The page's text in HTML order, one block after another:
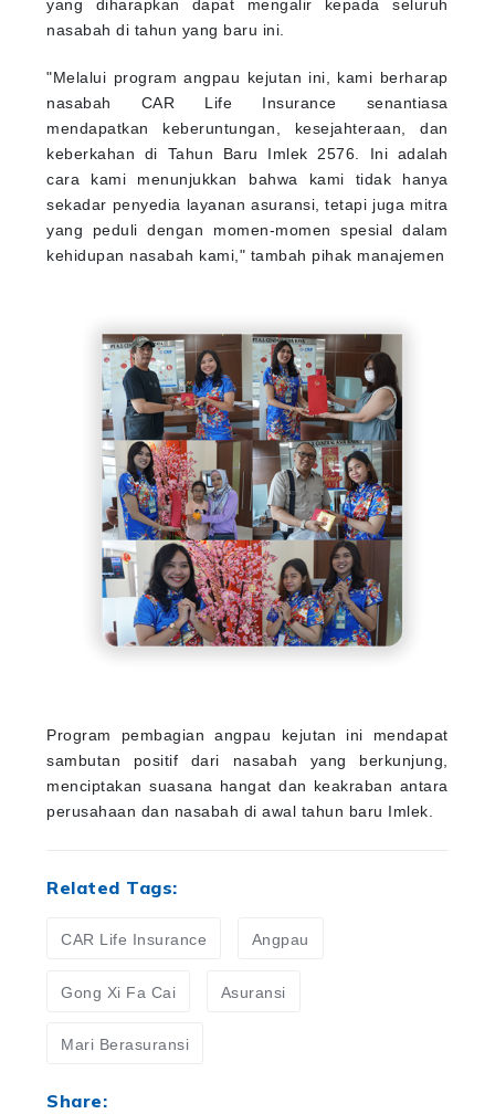
yang diharapkan dapat mengalir kepada seluruh
nasabah di tahun yang baru ini.
"Melalui program angpau kejutan ini, kami berharap
nasabah CAR Life Insurance senantiasa
mendapatkan keberuntungan, kesejahteraan, dan
keberkahan di Tahun Baru Imlek 2576. Ini adalah
cara kami menunjukkan bahwa kami tidak hanya
sekadar penyedia layanan asuransi, tetapi juga mitra
yang peduli dengan momen-momen spesial dalam
kehidupan nasabah kami," tambah pihak manajemen
Program pembagian angpau kejutan ini mendapat
sambutan positif dari nasabah yang berkunjung,
menciptakan suasana hangat dan keakraban antara
perusahaan dan nasabah di awal tahun baru Imlek.
Related Tags:
CAR Life Insurance Angpau
Gong Xi Fa Cai Asuransi
Mari Berasuransi
Share: